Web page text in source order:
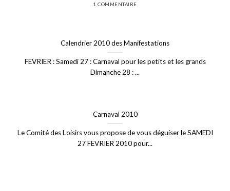
1 COMMENTAIRE
Calendrier 2010 des Manifestations
FEVRIER : Samedi 27 : Carnaval pour les petits et les grands
Dimanche 28 : ...
Carnaval 2010
Le Comité des Loisirs vous propose de vous déguiser le SAMEDI
27 FEVRIER 2010 pour...